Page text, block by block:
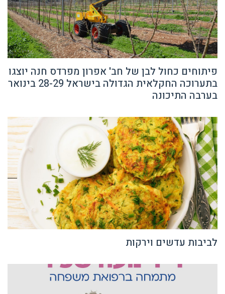
פיתוחים כחול לבן של חב' אפרון מפרדס חנה יוצגו
בתערוכה החקלאית הגדולה בישראל 28-29 בינואר
בערבה התיכונה
לביבות עדשים וירקות